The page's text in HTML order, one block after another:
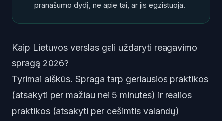
pranašumo dydį, ne apie tai, ar jis egzistuoja.
Kaip Lietuvos verslas gali uždaryti reagavimo
spragą 2026?
Tyrimai aiškūs. Spraga tarp geriausios praktikos
(atsakyti per mažiau nei 5 minutes) ir realios
praktikos (atsakyti per dešimtis valandų)